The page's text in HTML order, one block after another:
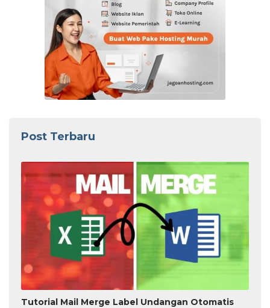
Post Terbaru
Tutorial Mail Merge Label Undangan Otomatis